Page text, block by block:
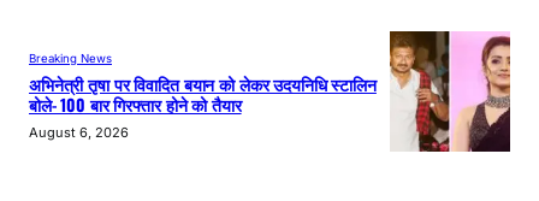
Breaking News
अभिनेत्री तृषा पर विवादित बयान को लेकर उदयनिधि स्टालिन
बोले- 100 बार गिरफ्तार होने को तैयार
August 6, 2026